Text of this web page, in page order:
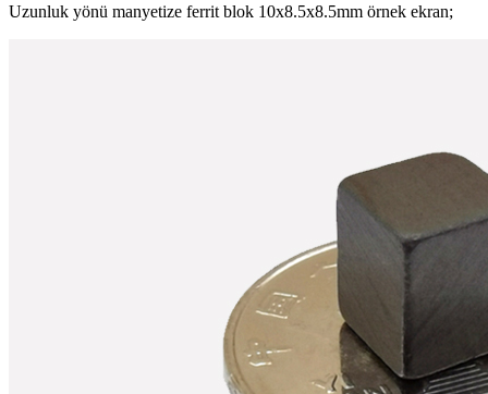
Uzunluk yönü manyetize ferrit blok 10x8.5x8.5mm örnek ekran;